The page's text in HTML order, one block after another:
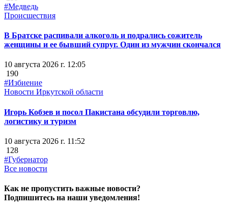
#Медведь
Происшествия
В Братске распивали алкоголь и подрались сожитель
женщины и ее бывший супруг. Один из мужчин скончался
10 августа 2026 г. 12:05
190
#Избиение
Новости Иркутской области
Игорь Кобзев и посол Пакистана обсудили торговлю,
логистику и туризм
10 августа 2026 г. 11:52
128
#Губернатор
Все новости
Как не пропустить важные новости?
Подпишитесь на наши уведомления!